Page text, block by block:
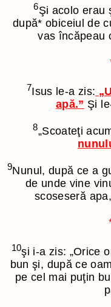
6Şi acolo erau
după* obiceiul de
vas încăpeau
7Isus le-a zis:
apă.” Şi
8„Scoateţi
9Nunul, după ce a
de unde vine
scoseseră
10şi i-a zis: „Orice
bun şi, după ce
pe cel mai puţin